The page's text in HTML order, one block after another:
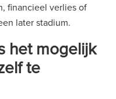
financieel verlies of
later stadium.
het mogelijk
te